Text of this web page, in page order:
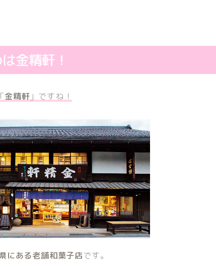
金精軒！
金精軒 」ですね！
にある老舗和菓子店です。